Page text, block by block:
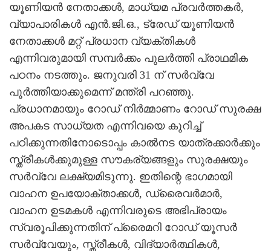
യൂണിയന്‍ നേതാക്കള്‍, മാധ്യമ പ്രവര്‍ത്തകര്‍,
വ്യാപാരികള്‍ എന്‍.ജി.ഒ., ട്രേഡ് യൂണിയന്‍
നേതാക്കള്‍ മറ്റ് പ്രധാന വ്യക്തികള്‍
എന്നിവരുമായി സമ്പര്‍ക്കം പുലര്‍ത്തി പ്രാഥമിക
പഠനം നടത്തും. ജനുവരി 31 ന് സര്‍വ്വേ
പൂര്‍ത്തിയാക്കുമെന്ന് മന്ത്രി പറഞ്ഞു.
പ്രധാനമായും റോഡ് നിര്‍മ്മാണം റോഡ് സുരക്ഷ
അപകട സാധ്യത എന്നിവയെ കുറിച്ച്
പഠിക്കുന്നതിനോടൊപ്പം കാല്‍നട യാത്രക്കാര്‍ക്കും
സ്ത്രീകള്‍ക്കുമുള്ള സൗകര്യങ്ങളും സുരക്ഷയും
സര്‍വ്വേ ലക്ഷ്യമിടുന്നു. ഇതിന്റെ ഭാഗമായി
വാഹന ഉപയോക്താക്കള്‍, ഡ്രൈവര്‍മാര്‍,
വാഹന ഉടമകള്‍ എന്നിവരുടെ അഭിപ്രായം
സ്വരൂപിക്കുന്നതിന് പ്രൈമറി റോഡ് യൂസര്‍
സര്‍വ്വേയും, സ്ത്രീകള്‍, വിദ്യാര്‍ത്ഥികള്‍,